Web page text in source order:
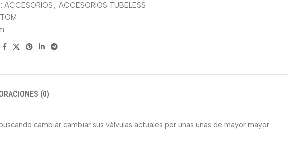
ACCESORIOS , ACCESORIOS TUBELESS
(0)
cambiar cambiar sus válvulas actuales por unas unas de mayor mayor